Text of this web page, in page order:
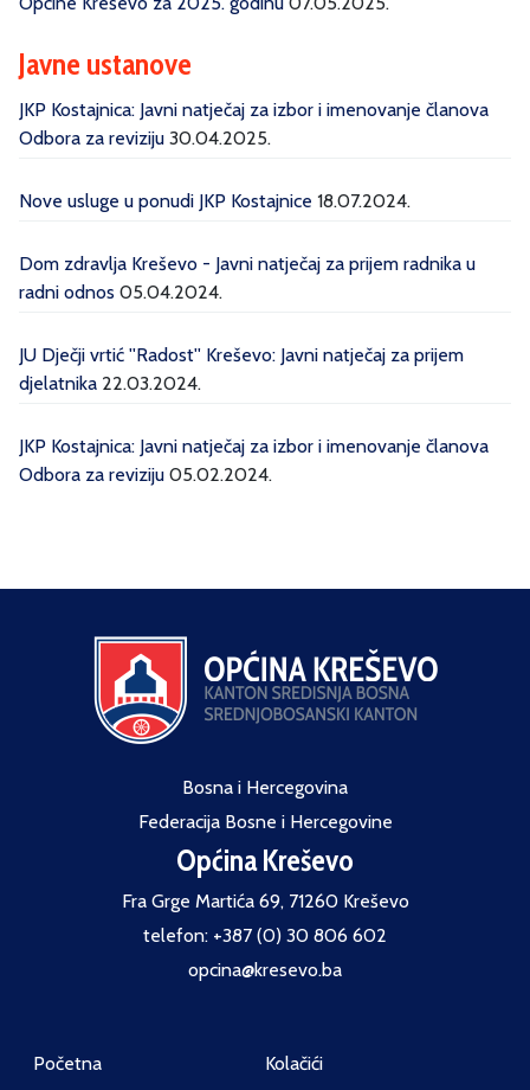
Javne ustanove
JKP Kostajnica: Javni natječaj za izbor i imenovanje članova
Odbora za reviziju 30.04.2025.
Nove usluge u ponudi JKP Kostajnice 18.07.2024.
Dom zdravlja Kreševo - Javni natječaj za prijem radnika u
radni odnos 05.04.2024.
JU Dječji vrtić ''Radost'' Kreševo: Javni natječaj za prijem
djelatnika 22.03.2024.
JKP Kostajnica: Javni natječaj za izbor i imenovanje članova
Odbora za reviziju 05.02.2024.
Bosna i Hercegovina
Federacija Bosne i Hercegovine
Općina Kreševo
Fra Grge Martića 69, 71260 Kreševo
telefon: +387 (0) 30 806 602
opcina@kresevo.ba
Početna
Kolačići